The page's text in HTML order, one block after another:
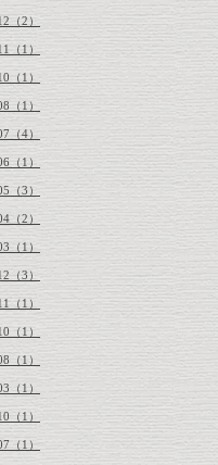
（2）
（1）
（1）
（1）
（4）
（1）
（3）
（2）
（1）
（3）
（1）
（1）
（1）
（1）
（1）
（1）